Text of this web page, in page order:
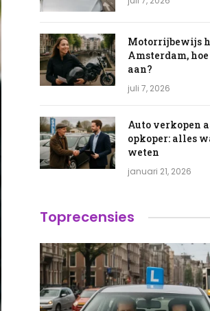
Motorrijbewijs
Amsterdam,
aan?
juli 7, 2026
Auto verkopen
opkoper: alles
weten
januari 21, 2026
Toprecensies